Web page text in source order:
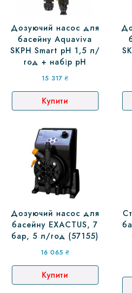
Дозуючий насос для
басейну Aquaviva
SKPH Smart рH 1,5 л/
год + набір рH
15 317₴
Купити
Дозуючий насос для
басейну EXACTUS, 7
бар, 5 л/год (57155)
16 065₴
Купити